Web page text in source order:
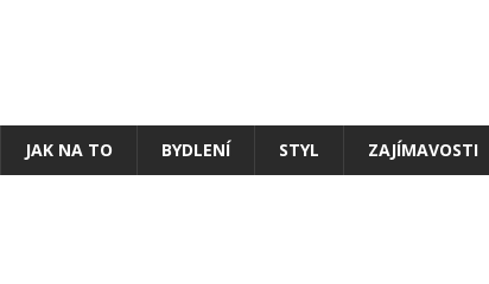
JAK NA TO BYDLENÍ STYL ZAJÍMAVOSTI